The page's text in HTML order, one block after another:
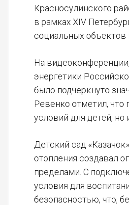
Красносулинского
в рамках XIV
социальных объектов
На
энергетики
было подчеркнуто
Ревенко отметил, что
условий для детей,
Детский сад
отопления создавал
пределами. С
условия для
безопасностью, что,